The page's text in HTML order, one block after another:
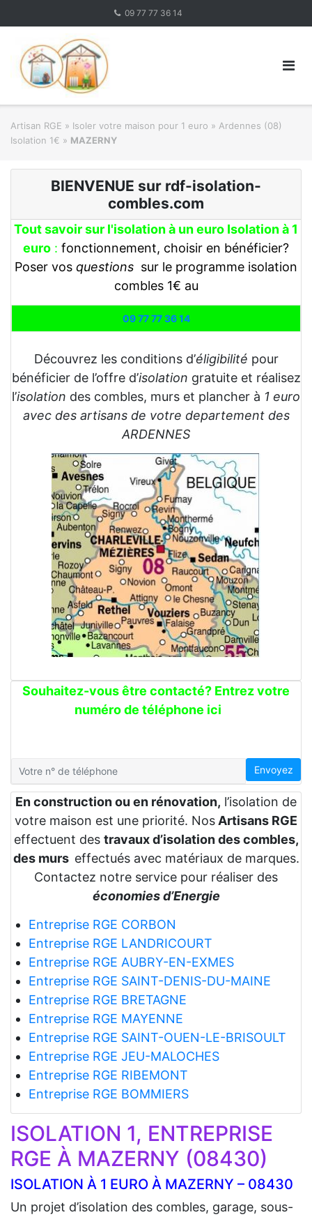
09 77 77 36 14
Artisan RGE » Isoler votre maison pour 1 euro » Ardennes (08)
Isolation 1€ » MAZERNY
BIENVENUE sur rdf-isolation-
combles.com
Tout savoir sur l'isolation à un euro Isolation à 1
euro : fonctionnement, choisir en bénéficier?
Poser vos questions sur le programme isolation
combles 1€ au
09 77 77 36 14
Découvrez les conditions d’éligibilité pour
bénéficier de l’offre d’isolation gratuite et réalisez
l’isolation des combles, murs et plancher à 1 euro
avec des artisans de votre departement des
ARDENNES
Souhaitez-vous être contacté? Entrez votre
numéro de téléphone ici
Envoyez
En construction ou en rénovation, l’isolation de
votre maison est une priorité. Nos Artisans RGE
effectuent des travaux d’isolation des combles,
des murs effectués avec matériaux de marques.
Contactez notre service pour réaliser des
économies d’Energie
Entreprise RGE CORBON
Entreprise RGE LANDRICOURT
Entreprise RGE AUBRY-EN-EXMES
Entreprise RGE SAINT-DENIS-DU-MAINE
Entreprise RGE BRETAGNE
Entreprise RGE MAYENNE
Entreprise RGE SAINT-OUEN-LE-BRISOULT
Entreprise RGE JEU-MALOCHES
Entreprise RGE RIBEMONT
Entreprise RGE BOMMIERS
ISOLATION 1, ENTREPRISE
RGE À MAZERNY (08430)
ISOLATION À 1 EURO À MAZERNY – 08430
Un projet d’isolation des combles, garage, sous-